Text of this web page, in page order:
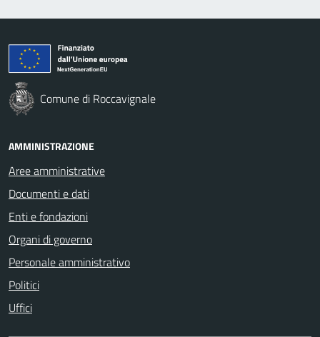
Comune di Roccavignale
AMMINISTRAZIONE
Aree amministrative
Documenti e dati
Enti e fondazioni
Organi di governo
Personale amministrativo
Politici
Uffici